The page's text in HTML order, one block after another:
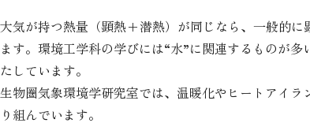
大気が持つ熱量（顕熱+潜熱）が同じなら、一般的に
ます。環境工学科の学びには“水”に関連するものが
たしています。
生物圏気象環境学研究室では、温暖化やヒートアイ
り組んでいます。